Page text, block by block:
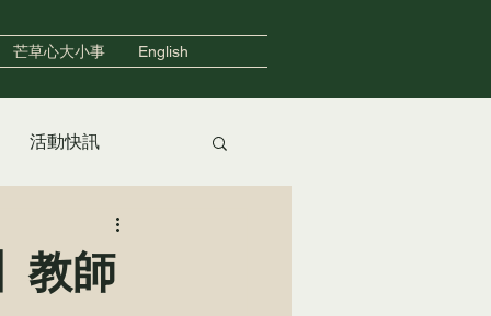
芒草心大小事 English
活動快訊
教師